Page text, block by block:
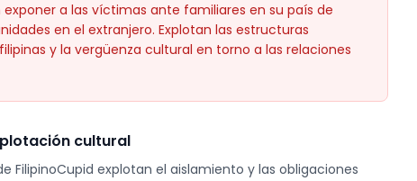
a las víctimas ante familiares en su país de
en el extranjero. Explotan las estructuras
y la vergüenza cultural en torno a las relaciones
cultural
FilipinoCupid explotan el aislamiento y las obligaciones